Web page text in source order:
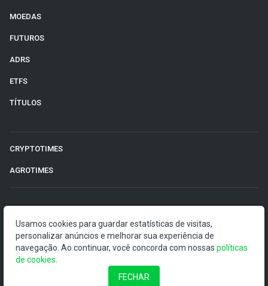
MOEDAS
FUTUROS
ADRS
ETFS
TÍTULOS
CRYPTOTIMES
AGROTIMES
O Money Times publica matérias de cunho jornalístico, que
visam a democratização da informação. Nossas
publicações devem ser compreendidas como boletins
anunciadores e divulgadores, e não como uma
Usamos cookies para guardar estatísticas de visitas,
personalizar anúncios e melhorar sua experiência de
navegação. Ao continuar, você concorda com nossas políticas
de cookies
FECHAR